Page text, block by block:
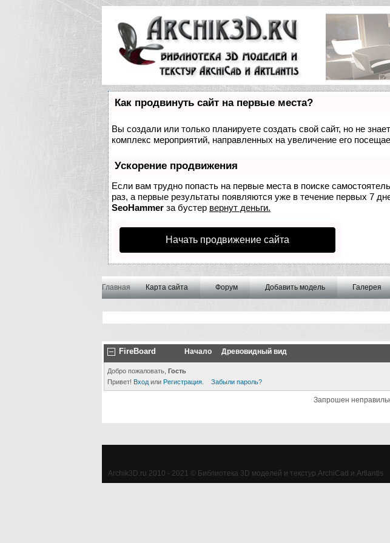
Как продвинуть сайт на первые места?
Вы создали или только планируете создать свой сайт, но не
комплекс мероприятий, направленных на увеличение его
Ускорение продвижения
Если вам трудно попасть на первые места в поиске
раз, а первые результаты появляются уже в течение первых 7
SeoHammer за бустер вернут деньги.
Начать продвижение сайта
Главная Карта сайта Форум Добавить модель Галерея
FireBoard Начало Древовидный вид
Добро пожаловать, Гость
Привет! Вход или Регистрация Забыли пароль?
Запрошен
Archik3D.ru 2010 - 2021 © Библиотека 3D моделей и текстур ArchiCad и Artlantis